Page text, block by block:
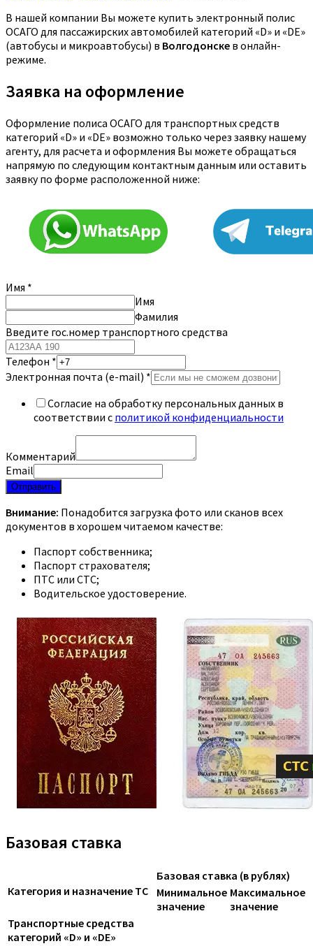
В нашей компании Вы можете купить электронный полис
ОСАГО для пассажирских автомобилей категорий «D» и «DE»
(автобусы и микроавтобусы) в Волгодонске в онлайн-
режиме.
Заявка на оформление
Оформление полиса ОСАГО для транспортных средств
категорий «D» и «DE» возможно только через заявку нашему
агенту, для расчета и оформления Вы можете обращаться
напрямую по следующим контактным данным или оставить
заявку по форме расположенной ниже:
Имя *
Имя
Фамилия
Введите гос.номер транспортного средства
Телефон *
Электронная почта (e-mail) *
Согласие на обработку персональных данных в
соответствии с политикой конфиденциальности
Комментарий
Email
Отправить
Внимание: Понадобится загрузка фото или сканов всех
документов в хорошем читаемом качестве:
Паспорт собственника;
Паспорт страхователя;
ПТС или СТС;
Водительское удостоверение.
Базовая ставка
Категория и назначение ТС
Базовая ставка (в рублях)
Минимальное
значение
Максимальное
значение
Транспортные средства
категорий «D» и «DE»